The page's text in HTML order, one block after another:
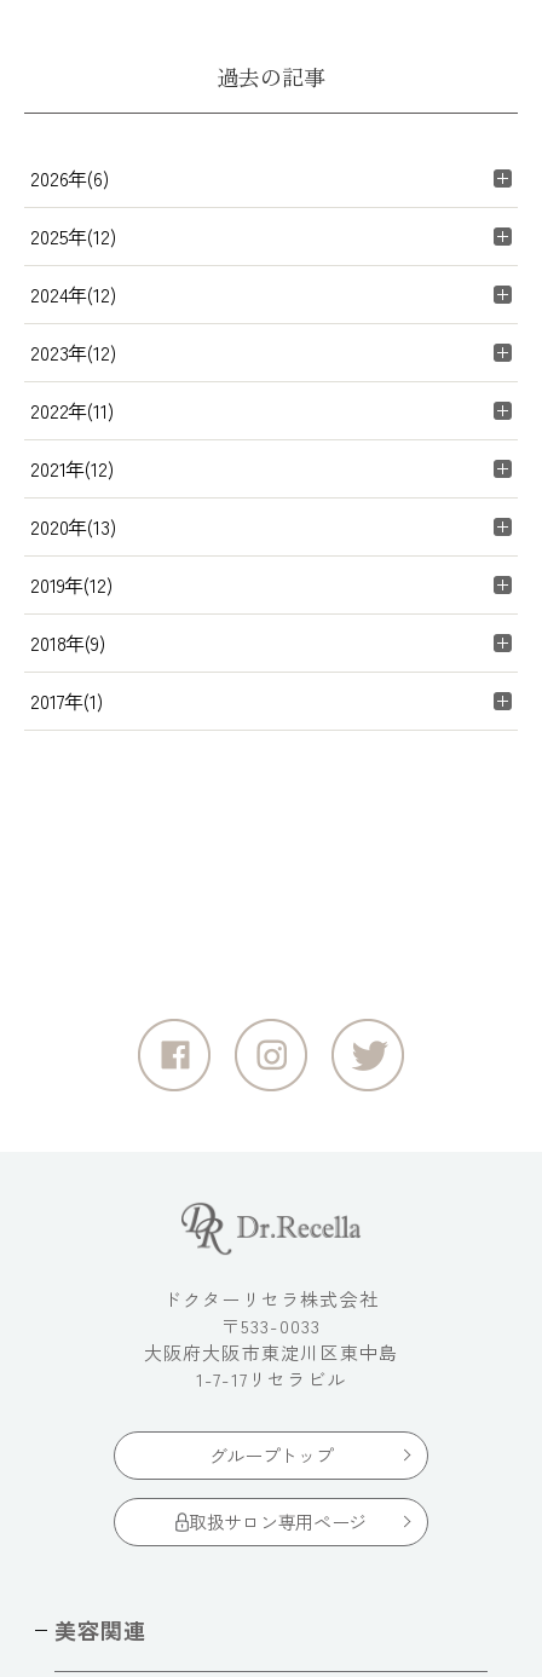
過去の記事
2026年(6)
2025年(12)
2024年(12)
2023年(12)
2022年(11)
2021年(12)
2020年(13)
2019年(12)
2018年(9)
2017年(1)
ドクターリセラ株式会社
〒533-0033
大阪府大阪市東淀川区東中島
1-7-17リセラビル
グループトップ
取扱サロン専用ページ
美容関連